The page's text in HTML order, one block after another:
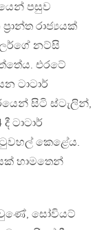
පසුව
රාජ්‍යයක්
නට්සි
එරටේ
ටාටාර්
සිටි ස්ටැලින්,
ටාටාර්
කෙළේය.
හාමතෙන්
වුණේ, සෝවියට්